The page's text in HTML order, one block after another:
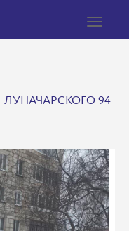
Toggle
94